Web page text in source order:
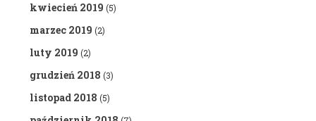
kwiecień 2019 (5)
marzec 2019 (2)
luty 2019 (2)
grudzień 2018 (3)
listopad 2018 (5)